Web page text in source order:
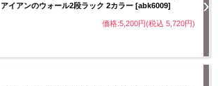
アイアンのウォール2段ラック 2カラー [abk6009]
価格:5,200円(税込 5,720円)